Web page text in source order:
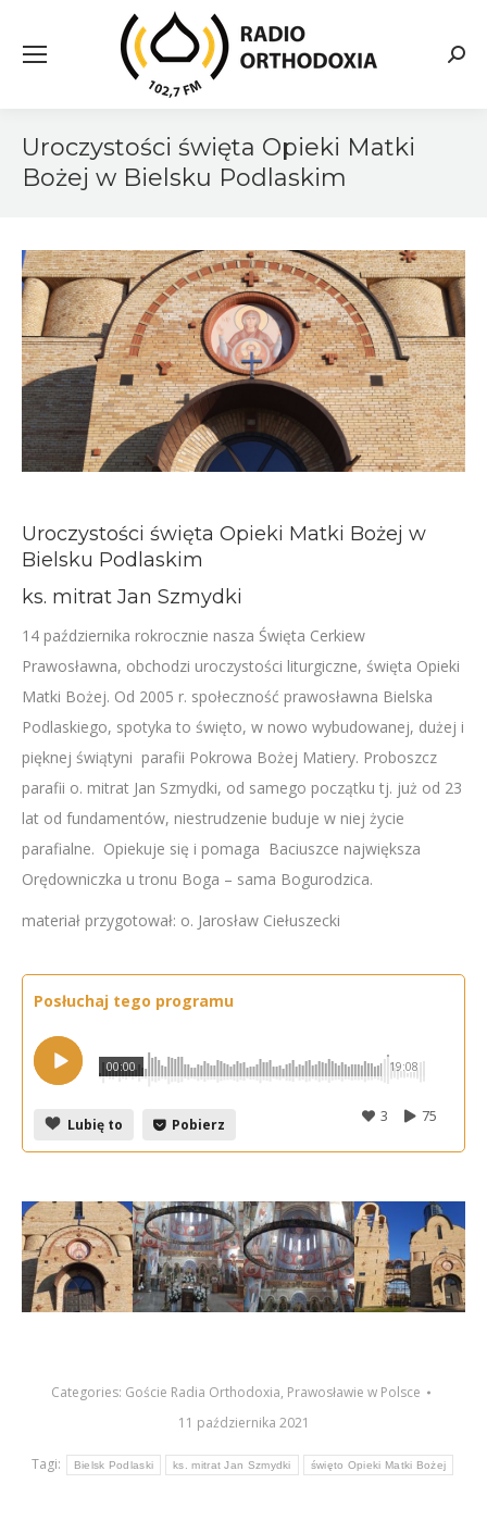
Uroczystości święta Opieki Matki
Bożej w Bielsku Podlaskim
Uroczystości święta Opieki Matki Bożej w
Bielsku Podlaskim
ks. mitrat Jan Szmydki
14 października rokrocznie nasza Święta Cerkiew
Prawosławna, obchodzi uroczystości liturgiczne, święta Opieki
Matki Bożej. Od 2005 r. społeczność prawosławna Bielska
Podlaskiego, spotyka to święto, w nowo wybudowanej, dużej i
pięknej świątyni parafii Pokrowa Bożej Matiery. Proboszcz
parafii o. mitrat Jan Szmydki, od samego początku tj. już od 23
lat od fundamentów, niestrudzenie buduje w niej życie
parafialne. Opiekuje się i pomaga Baciuszce największa
Orędowniczka u tronu Boga – sama Bogurodzica.
materiał przygotował: o. Jarosław Ciełuszecki
Posłuchaj tego programu
19:08
00:00
Lubię to Pobierz 75
3
Categories: Goście Radia Orthodoxia, Prawosławie w Polsce
11 października 2021
Tagi: Bielsk Podlaski ks. mitrat Jan Szmydki święto Opieki Matki Bożej